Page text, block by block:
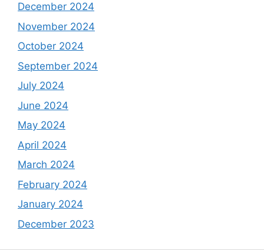
December 2024
November 2024
October 2024
September 2024
July 2024
June 2024
May 2024
April 2024
March 2024
February 2024
January 2024
December 2023